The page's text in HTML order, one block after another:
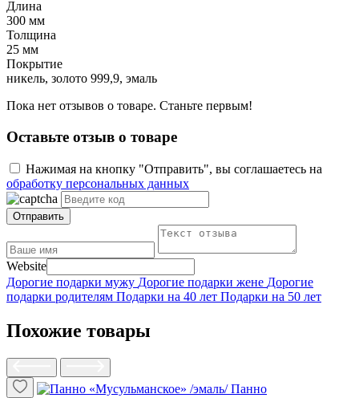
Длина
300 мм
Толщина
25 мм
Покрытие
никель, золото 999,9, эмаль
Пока нет отзывов о товаре. Станьте первым!
Оставьте отзыв о товаре
Нажимая на кнопку "Отправить", вы соглашаетесь на
обработку персональных данных
Отправить
Website
Дорогие подарки мужу Дорогие подарки жене Дорогие
подарки родителям Подарки на 40 лет Подарки на 50 лет
Похожие товары
Панно